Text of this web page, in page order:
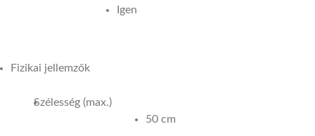
Igen
Fizikai jellemzők
Szélesség (max.)
50 cm